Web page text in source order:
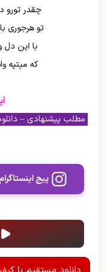
چقدر تورو
تو هرجوری
با این دل
که میتپه
مطلب پیشنهادی –
پیج